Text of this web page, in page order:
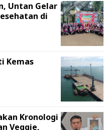
Untan Gelar
di
Kemas
Kronologi
Veggie,